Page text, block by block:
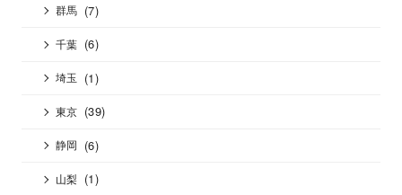
群馬 (7)
千葉 (6)
埼玉 (1)
東京 (39)
静岡 (6)
山梨 (1)